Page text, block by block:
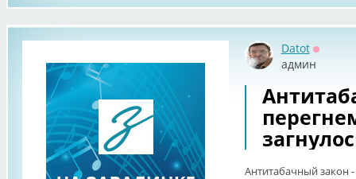
Datot
админ
Антитабачный закон